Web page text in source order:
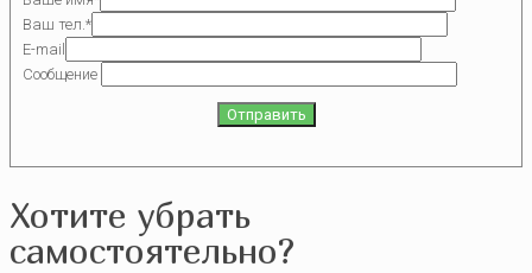
Ваш тел.*
E-mail
Сообщение
Хотите убрать
самостоятельно?